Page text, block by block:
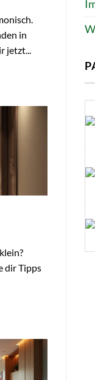
in
jetzt...
dir Tipps